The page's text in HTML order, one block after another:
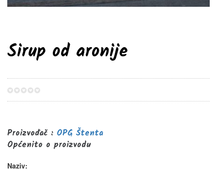
Sirup od aronije
Proizvođač : OPG Štenta
Općenito o proizvodu
Naziv: